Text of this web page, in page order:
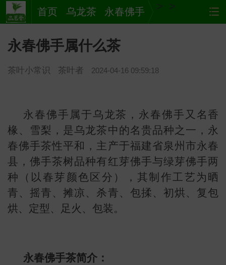
茶
首页 >
乌龙茶 >
永春佛手
网站
永春佛手属什么茶
茶叶小常识 茶叶者 2024-04-16 09:59:18
永春佛手属于乌龙茶，永春佛手又名香
椽、雪梨，是乌龙茶中的名贵品种之一，永
春佛手茶性平和，主产于福建省泉州市永春
县，佛手茶树品种有红芽佛手与绿芽佛手两
种（以春芽颜色区分），其制作工艺为晒
青、摇青、摊凉、杀青、包揉、初烘、复包
烘、定型、足火、包装。
永春佛手茶简介：